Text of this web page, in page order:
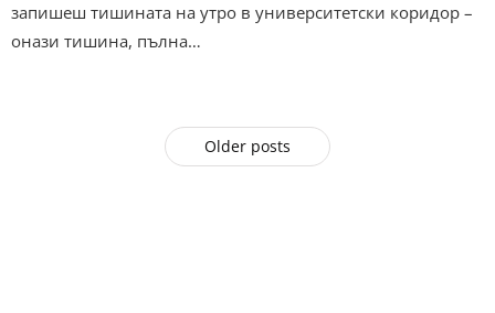
запишеш тишината на утро в университетски коридор –
онази тишина, пълна…
Older posts